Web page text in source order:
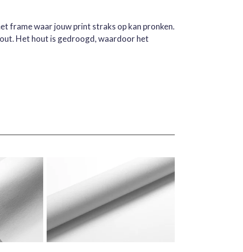
frame waar jouw print straks op kan pronken.
Het hout is gedroogd, waardoor het